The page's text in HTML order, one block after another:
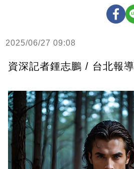
2025/06/27 09:08
資深記者鍾志鵬 / 台北報導